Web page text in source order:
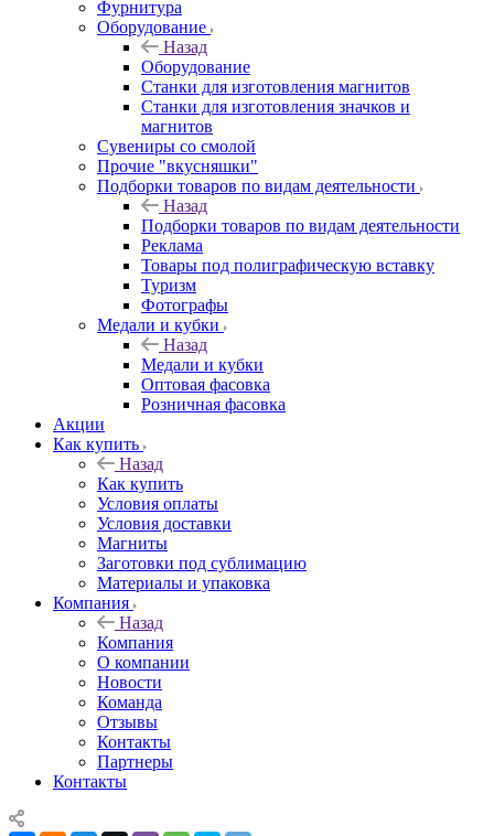
Фурнитура
Оборудование
Назад
Оборудование
Станки для изготовления магнитов
Станки для изготовления значков и
магнитов
Сувениры со смолой
Прочие "вкусняшки"
Подборки товаров по видам деятельности
Назад
Подборки товаров по видам деятельности
Реклама
Товары под полиграфическую вставку
Туризм
Фотографы
Медали и кубки
Назад
Медали и кубки
Оптовая фасовка
Розничная фасовка
Акции
Как купить
Назад
Как купить
Условия оплаты
Условия доставки
Магниты
Заготовки под сублимацию
Материалы и упаковка
Компания
Назад
Компания
О компании
Новости
Команда
Отзывы
Контакты
Партнеры
Контакты